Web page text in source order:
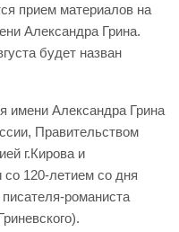
прием материалов на
Александра Грина.
будет назван
имени Александра Грина
Правительством
г.Кирова и
со 120-летием со дня
романиста